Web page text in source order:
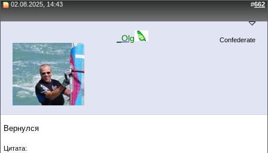
02.08.2025, 14:43 #662
_Olg Confederate
Вернулся
Цитата: